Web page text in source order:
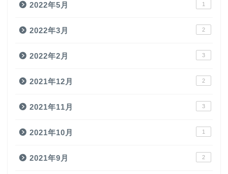
2022年5月 1
2022年3月 2
2022年2月 3
2021年12月 2
2021年11月 3
2021年10月 1
2021年9月 2